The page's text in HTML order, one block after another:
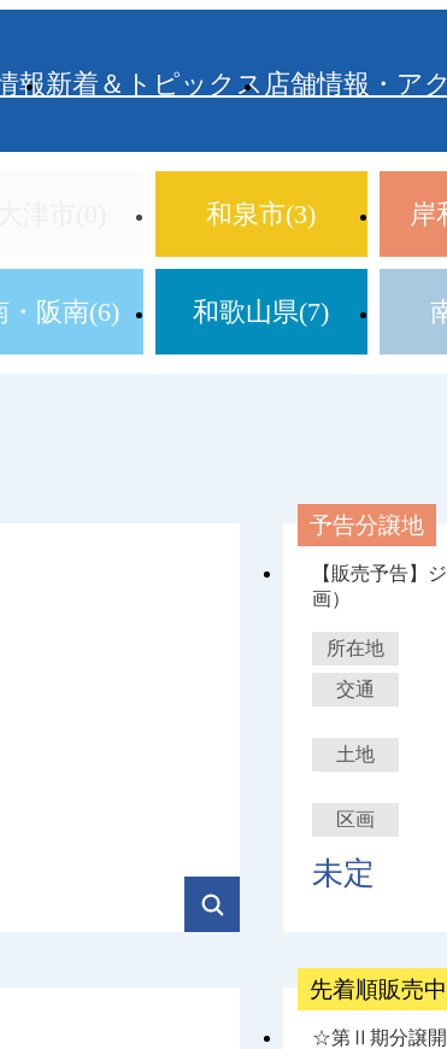
報新着＆トピックス 店舗情報・ア
和泉市(3) 岸
・阪南(6) 和歌山県(7)
予告分譲地
【販売予告】
画）
所在地
交通
土地
区画
未定
先着順販売中
☆第Ⅱ期分譲